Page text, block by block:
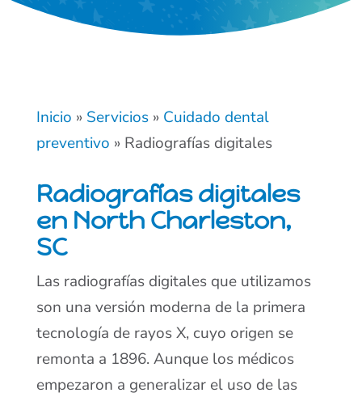
Inicio » Servicios » Cuidado dental
preventivo » Radiografías digitales
Radiografías digitales
en North Charleston,
SC
Las radiografías digitales que utilizamos
son una versión moderna de la primera
tecnología de rayos X, cuyo origen se
remonta a 1896. Aunque los médicos
empezaron a generalizar el uso de las